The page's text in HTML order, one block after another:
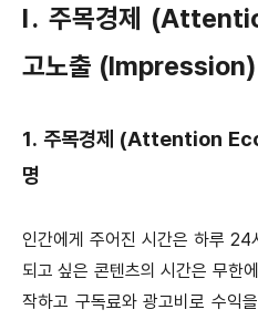
Ⅰ. 주목경제
고노출 (Impression)
1. 주목경제 (Attention
명
인간에게 주어진 시간은 하루 24
되고 싶은 콘텐츠의 시간은 무한
작하고 구독료와 광고비로 수익